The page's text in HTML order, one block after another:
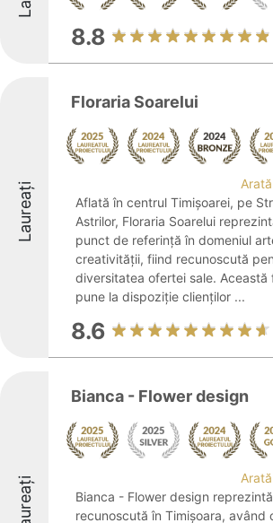
8.8
Laureați
Floraria Soarelui
Aflată în centrul Timișoarei, pe
Astrilor, Floraria Soarelui
punct de referință în domeniul
creativității, fiind recunoscută
diversitatea ofertei sale. Această
pune la dispoziție clienților ...
8.6
Laureați
Bianca - Flower design
Bianca - Flower design
recunoscută în Timișoara, având